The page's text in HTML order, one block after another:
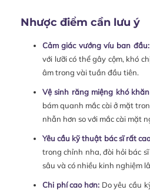
Nhược điểm cần lưu ý
Cảm giác vướng víu ban đầu:
với lưỡi có thể gây cộm, khó
âm trong vài tuần đầu tiên.
Vệ sinh răng miệng khó
bám quanh mắc cài ở mặt
nhẫn hơn so với mắc cài mặt
Yêu cầu kỹ thuật bác sĩ rất
trong chỉnh nha, đòi hỏi bác
sâu và có nhiều kinh nghiệm
Chi phí cao hơn: Do yêu cầu